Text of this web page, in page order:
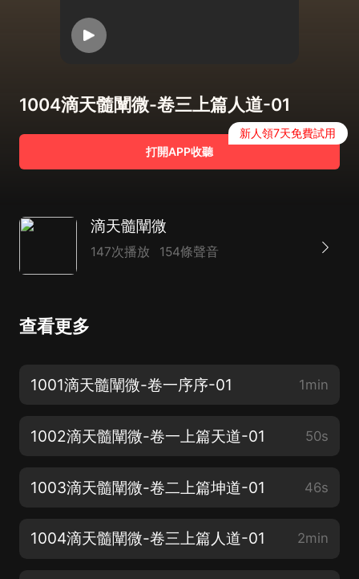
1004滴天髓闡微-卷三上篇人道-01
打開APP收聽
新人領7天免費試用
滴天髓闡微
147次播放 154條聲音
查看更多
1001滴天髓闡微-卷一序序-01 1min
1002滴天髓闡微-卷一上篇天道-01 50s
1003滴天髓闡微-卷二上篇坤道-01 46s
1004滴天髓闡微-卷三上篇人道-01 2min